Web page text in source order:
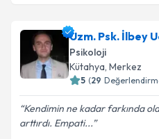
Uzm. Psk. Kamil
oluşturun. Size bu
takvim hazırlandığında
Uzm. Psk. İlbey
Psikoloji
Kütahya, Merkez
5 (29
Kendimin ne kadar farkında
arttırdı. Empati...